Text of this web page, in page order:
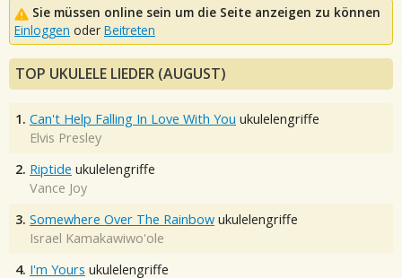
Sie müssen online sein um die Seite anzeigen zu können
Einloggen oder Beitreten
TOP UKULELE LIEDER (AUGUST)
1. Can't Help Falling In Love With You ukulelengriffe
Elvis Presley
2. Riptide ukulelengriffe
Vance Joy
3. Somewhere Over The Rainbow ukulelengriffe
Israel Kamakawiwo'ole
4. I'm Yours ukulelengriffe